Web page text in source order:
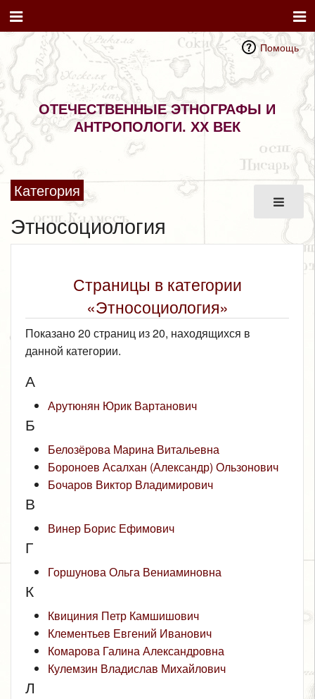
Помощь
ОТЕЧЕСТВЕННЫЕ ЭТНОГРАФЫ И
АНТРОПОЛОГИ. XX ВЕК
Категория
Этносоциология
Страницы в категории
«Этносоциология»
Показано 20 страниц из 20, находящихся в
данной категории.
А
Арутюнян Юрик Вартанович
Б
Белозёрова Марина Витальевна
Бороноев Асалхан (Александр) Ользонович
Бочаров Виктор Владимирович
В
Винер Борис Ефимович
Г
Горшунова Ольга Вениаминовна
К
Квициния Петр Камшишович
Клементьев Евгений Иванович
Комарова Галина Александровна
Кулемзин Владислав Михайлович
Л